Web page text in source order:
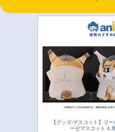
【グッズ-マスコット】ゴ
ーゼマスコット 4.